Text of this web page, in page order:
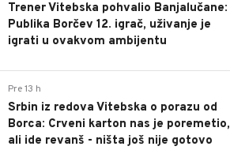
Trener Vitebska pohvalio Banjalučane:
Publika Borčev 12. igrač, uživanje je
igrati u ovakvom ambijentu
Pre 13 h
Srbin iz redova Vitebska o porazu od
Borca: Crveni karton nas je poremetio,
ali ide revanš - ništa još nije gotovo